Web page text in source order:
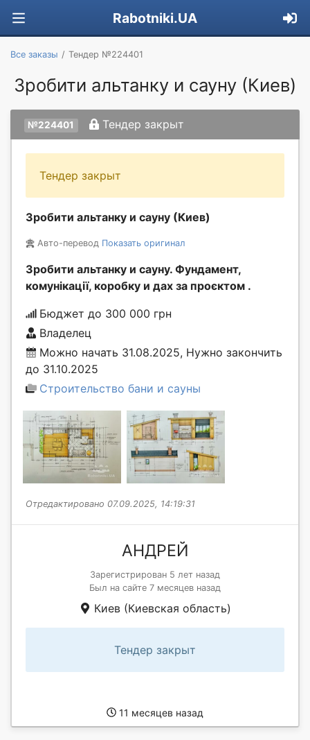
Rabotniki.UA
Все заказы Тендер №224401
Зробити альтанку и сауну (Киев)
№224401 Тендер закрыт
Тендер закрыт
Зробити альтанку и сауну (Киев)
Авто-перевод Показать оригинал
Зробити альтанку и сауну. Фундамент,
комунікації, коробку и дах за проєктом .
Бюджет до 300 000 грн
Владелец
Можно начать 31.08.2025, Нужно закончить
до 31.10.2025
Строительство бани и сауны
Отредактировано 07.09.2025, 14:19:31
АНДРЕЙ
Зарегистрирован 5 лет назад
Был на сайте 7 месяцев назад
Киев (Киевская область)
Тендер закрыт
11 месяцев назад